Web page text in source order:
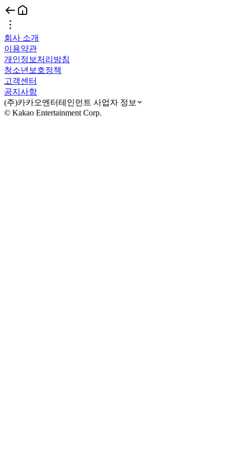
회사 소개
이용약관
개인정보처리방침
청소년보호정책
고객센터
공지사항
(주)카카오엔터테인먼트 사업자 정보
© Kakao Entertainment Corp.